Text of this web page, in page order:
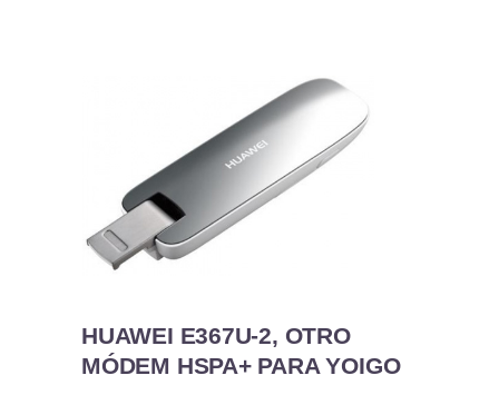
HUAWEI E367U-2, OTRO
MÓDEM HSPA+ PARA YOIGO